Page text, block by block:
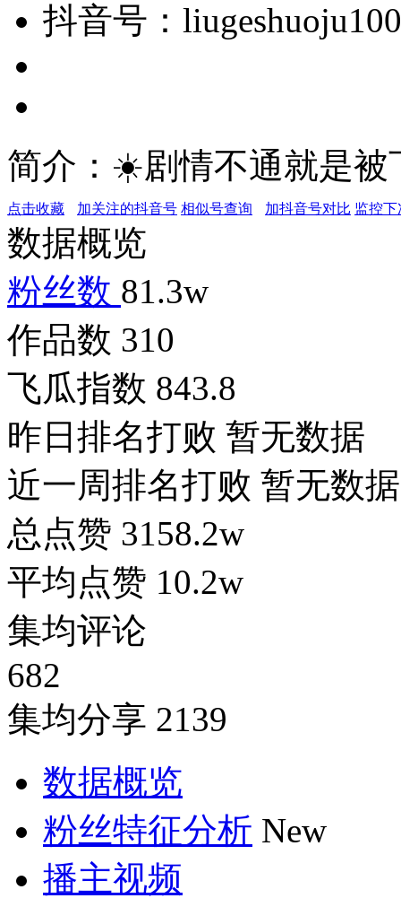
抖音号： liugeshuoju100
简介： ☀️剧情不通就是被
点击收藏 加关注的抖音号 相似号查询 加抖音号对比 监控
数据概览
粉丝数 81.3w
作品数 310
飞瓜指数 843.8
昨日排名打败 暂无数据
近一周排名打败 暂无数据
总点赞 3158.2w
平均点赞 10.2w
集均评论
682
集均分享 2139
数据概览
粉丝特征分析 New
播主视频